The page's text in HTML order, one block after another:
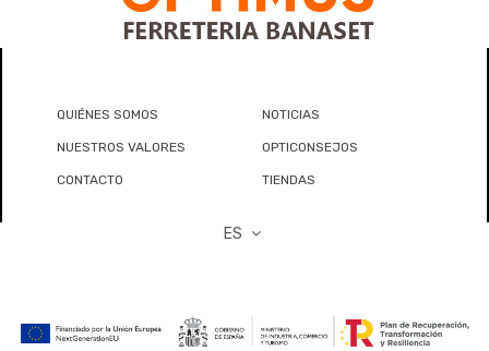
QUIÉNES SOMOS NOTICIAS
NUESTROS VALORES OPTICONSEJOS
CONTACTO TIENDAS
ES